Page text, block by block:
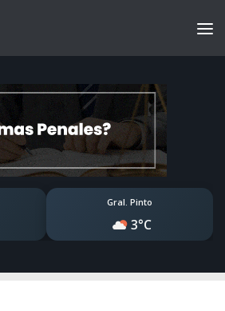
Gral. Pinto
3°C